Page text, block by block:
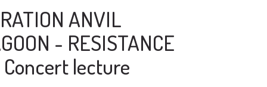
ANVIL
- RESISTANCE
Concert lecture